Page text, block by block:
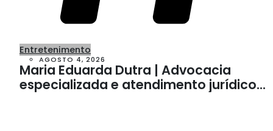
Entretenimento
AGOSTO 4, 2026
Maria Eduarda Dutra | Advocacia
especializada e atendimento jurídico